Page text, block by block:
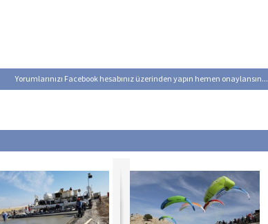
Yorumlarınızı Facebook hesabınız üzerinden yapın hemen onaylansın...